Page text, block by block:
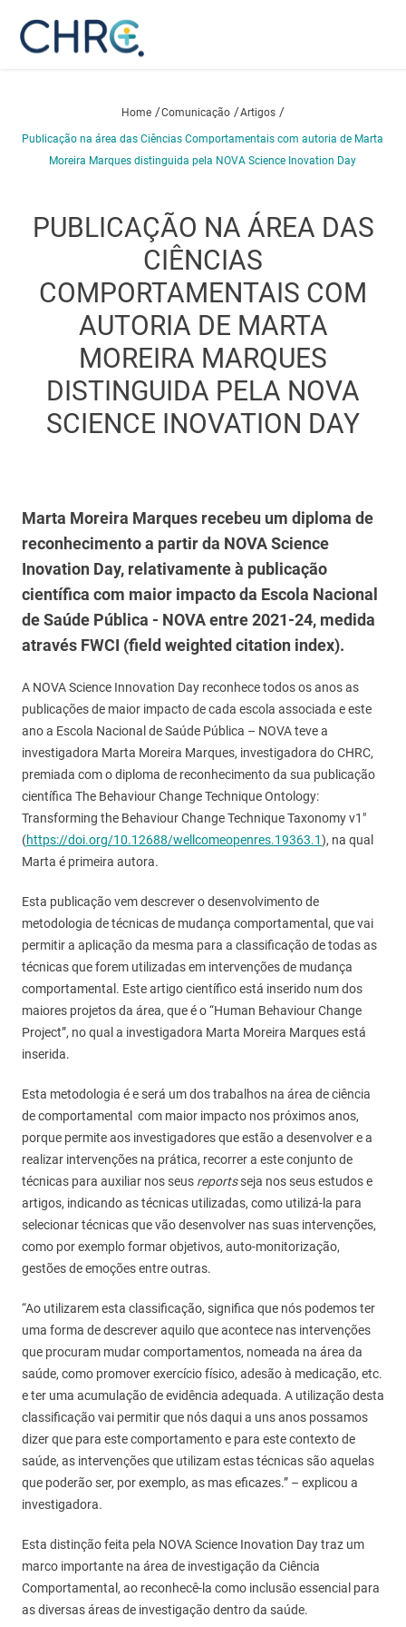
Home /Comunicação /Artigos /
Publicação na área das Ciências Comportamentais com autoria de Marta
Moreira Marques distinguida pela NOVA Science Inovation Day
PUBLICAÇÃO NA ÁREA DAS
CIÊNCIAS
COMPORTAMENTAIS COM
AUTORIA DE MARTA
MOREIRA MARQUES
DISTINGUIDA PELA NOVA
SCIENCE INOVATION DAY
Marta Moreira Marques recebeu um diploma de
reconhecimento a partir da NOVA Science
Inovation Day, relativamente à publicação
científica com maior impacto da Escola Nacional
de Saúde Pública - NOVA entre 2021-24, medida
através FWCI (field weighted citation index).
A NOVA Science Innovation Day reconhece todos os anos as
publicações de maior impacto de cada escola associada e este
ano a Escola Nacional de Saúde Pública – NOVA teve a
investigadora Marta Moreira Marques, investigadora do CHRC,
premiada com o diploma de reconhecimento da sua publicação
científica The Behaviour Change Technique Ontology:
Transforming the Behaviour Change Technique Taxonomy v1"
(https://doi.org/10.12688/wellcomeopenres.19363.1), na qual
Marta é primeira autora.
Esta publicação vem descrever o desenvolvimento de
metodologia de técnicas de mudança comportamental, que vai
permitir a aplicação da mesma para a classificação de todas as
técnicas que forem utilizadas em intervenções de mudança
comportamental. Este artigo científico está inserido num dos
maiores projetos da área, que é o “Human Behaviour Change
Project”, no qual a investigadora Marta Moreira Marques está
inserida.
Esta metodologia é e será um dos trabalhos na área de ciência
de comportamental com maior impacto nos próximos anos,
porque permite aos investigadores que estão a desenvolver e a
realizar intervenções na prática, recorrer a este conjunto de
técnicas para auxiliar nos seus reportsseja nos seus estudos e
artigos, indicando as técnicas utilizadas, como utilizá-la para
selecionar técnicas que vão desenvolver nas suas intervenções,
como por exemplo formar objetivos, auto-monitorização,
gestões de emoções entre outras.
“Ao utilizarem esta classificação, significa que nós podemos ter
uma forma de descrever aquilo que acontece nas intervenções
que procuram mudar comportamentos, nomeada na área da
saúde, como promover exercício físico, adesão à medicação, etc.
e ter uma acumulação de evidência adequada. A utilização desta
classificação vai permitir que nós daqui a uns anos possamos
dizer que para este comportamento e para este contexto de
saúde, as intervenções que utilizam estas técnicas são aquelas
que poderão ser, por exemplo, as mas eficazes.” – explicou a
investigadora.
Esta distinção feita pela NOVA Science Inovation Day traz um
marco importante na área de investigação da Ciência
Comportamental, ao reconhecê-la como inclusão essencial para
as diversas áreas de investigação dentro da saúde.